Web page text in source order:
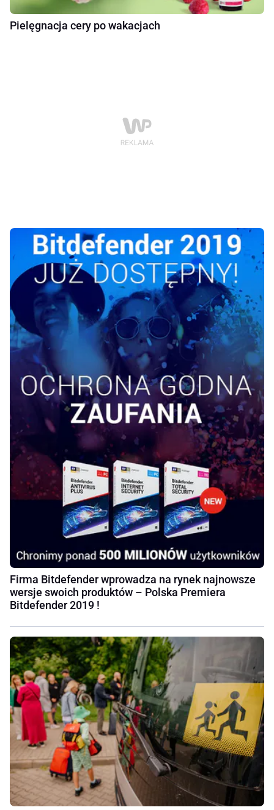
Pielęgnacja cery po wakacjach
Firma Bitdefender wprowadza na rynek najnowsze
wersje swoich produktów – Polska Premiera
Bitdefender 2019 !